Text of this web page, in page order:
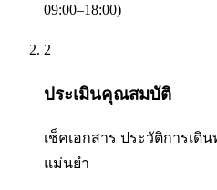
09:00–18:00)
2
ประเมินคุณสมบัติ
เช็คเอกสาร ประวัติการเดิ
แม่นยำ